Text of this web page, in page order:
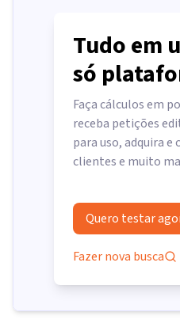
Tudo em
só
Faça cálculos em
receba petições
para uso, adquira e
clientes e muito
Quero testar
Fazer nova busca